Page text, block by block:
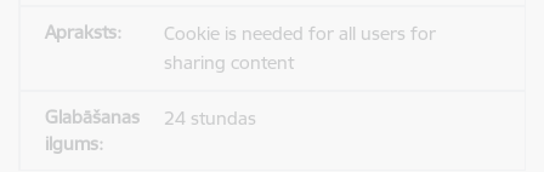
Cookie is needed for all users for
sharing content
24 stundas